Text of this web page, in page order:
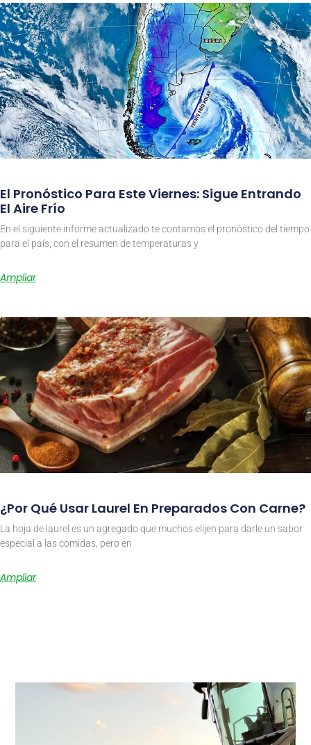
El Pronóstico Para Este Viernes: Sigue Entrando
El Aire Frío
En el siguiente informe actualizado te contamos el pronóstico del tiempo
para el país, con el resumen de temperaturas y
Ampliar
¿Por Qué Usar Laurel En Preparados Con Carne?
La hoja de laurel es un agregado que muchos elijen para darle un sabor
especial a las comidas, pero en
Ampliar